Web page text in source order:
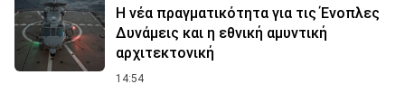
Η νέα πραγματικότητα για τις Ένοπλες
Δυνάμεις και η εθνική αμυντική
αρχιτεκτονική
14:54